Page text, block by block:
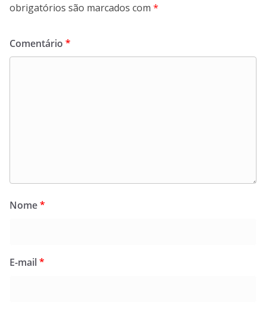
obrigatórios são marcados com *
Comentário *
Nome*
E-mail*